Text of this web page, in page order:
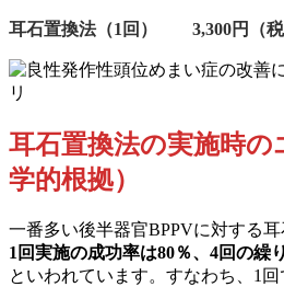
耳石置換法（1回） 3,300円（税
耳石置換法の実施時の
学的根拠）
一番多い後半器官BPPVに対する耳
1回実施の成功率は80％、4回の繰
といわれています。すなわち、1